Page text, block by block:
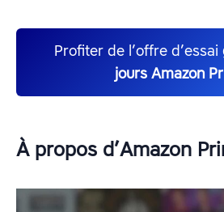
Profiter de l’offre d’essai
jours Amazon
À propos d’Amazon